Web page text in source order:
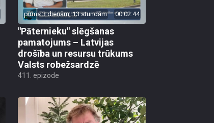
pirms 3 dienām, 13 stundām 00:02:44
"Pāternieku" slēgšanas
pamatojums – Latvijas
drošība un resursu trūkums
Valsts robežsardzē
411. epizode